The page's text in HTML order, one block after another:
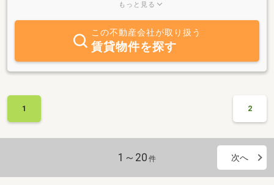
希望の不動産に関する調査等も行っておりますので、物件探しの窓
ローン提携店となっております。優待金利でご紹介いたします。
もっと見る
この不動産会社が取り扱う
賃貸物件を探す
1 2
1～20 件 次へ